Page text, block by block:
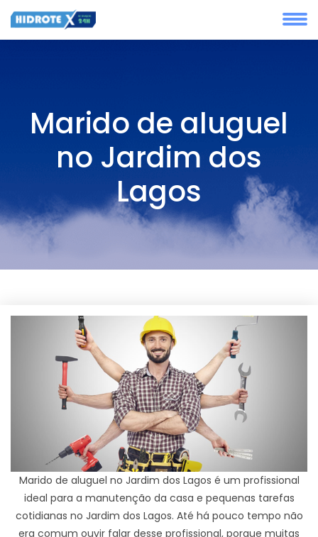
Marido de aluguel
no Jardim dos
Lagos
Marido de aluguel no Jardim dos Lagos é um profissional
ideal para a manutenção da casa e pequenas tarefas
cotidianas no Jardim dos Lagos. Até há pouco tempo não
era comum ouvir falar desse profissional, porque muitas